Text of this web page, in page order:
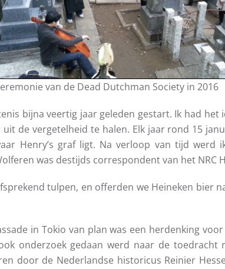
van de Dead Dutchman Society in 2016
bijna veertig jaar geleden gestart. Ik had
de vergetelheid te halen. Elk jaar rond 15
Henry’s graf ligt. Na verloop van tijd werd
was destijds correspondent van het NRC
tulpen, en offerden we Heineken bier
in Tokio van plan was een herdenking
onderzoek gedaan werd naar de
door de Nederlandse historicus Reinier